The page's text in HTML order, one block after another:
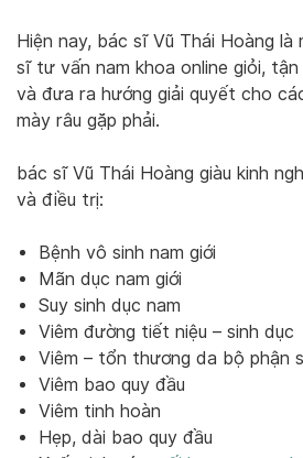
Hiện nay, bác sĩ Vũ Thái Hoàng
sĩ tư vấn nam khoa online giỏi,
và đưa ra hướng giải quyết cho
mày râu gặp phải.
bác sĩ Vũ Thái Hoàng giàu kinh
và điều trị:
Bệnh vô sinh nam giới
Mãn dục nam giới
Suy sinh dục nam
Viêm đường tiết niệu – sinh dục
Viêm – tổn thương da bộ phận
Viêm bao quy đầu
Viêm tinh hoàn
Hẹp, dài bao quy đầu